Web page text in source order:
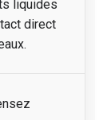
liquides
direct